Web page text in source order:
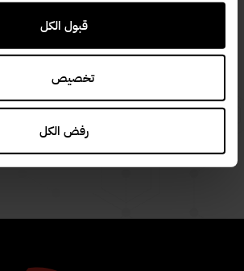
قبول الكل
تخصيص
رفض الكل